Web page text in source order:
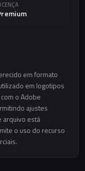
em formato
em logotipos
o Adobe
ajustes
arquivo está
o uso do recurso